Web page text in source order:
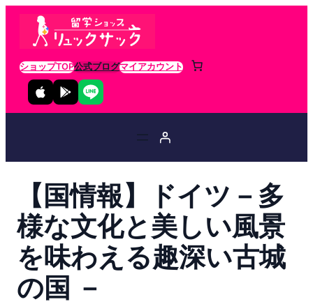
ショップTOP公式ブログマイアカウント
【国情報】ドイツ－多
様な文化と美しい風景
を味わえる趣深い古城
の国 －